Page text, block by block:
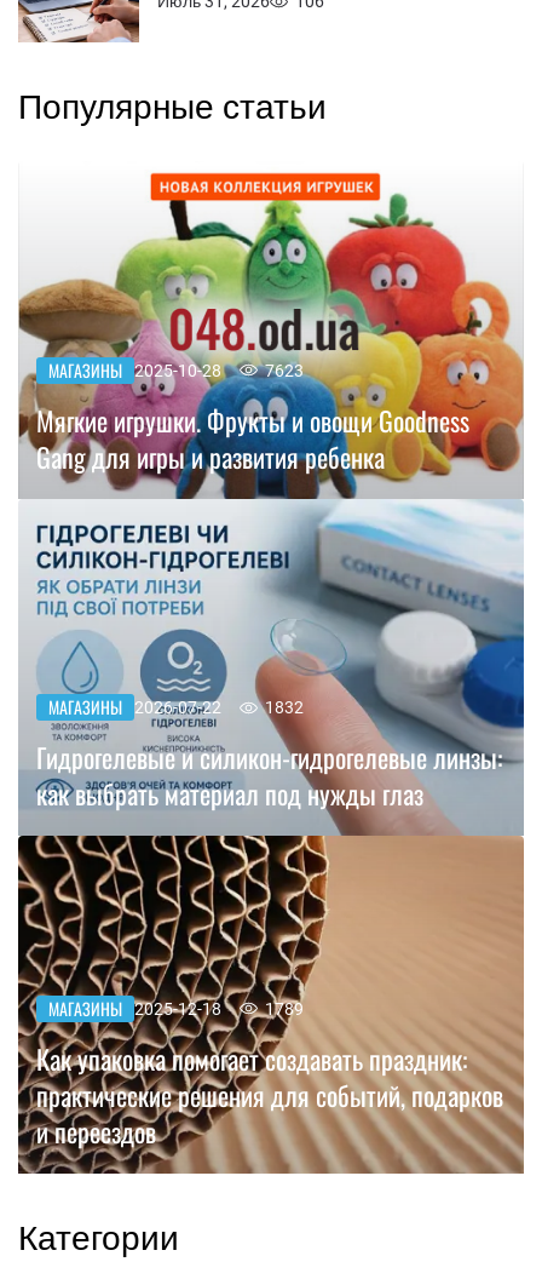
Популярные статьи
МАГАЗИНЫ 2025-10-28 7623
Мягкие игрушки. Фрукты и овощи Goodness
Gang для игры и развития ребенка
МАГАЗИНЫ 2026-07-22 1832
Гидрогелевые и силикон-гидрогелевые линзы:
как выбрать материал под нужды глаз
МАГАЗИНЫ 2025-12-18 1789
Как упаковка помогает создавать праздник:
практические решения для событий, подарков
и переездов
Категории